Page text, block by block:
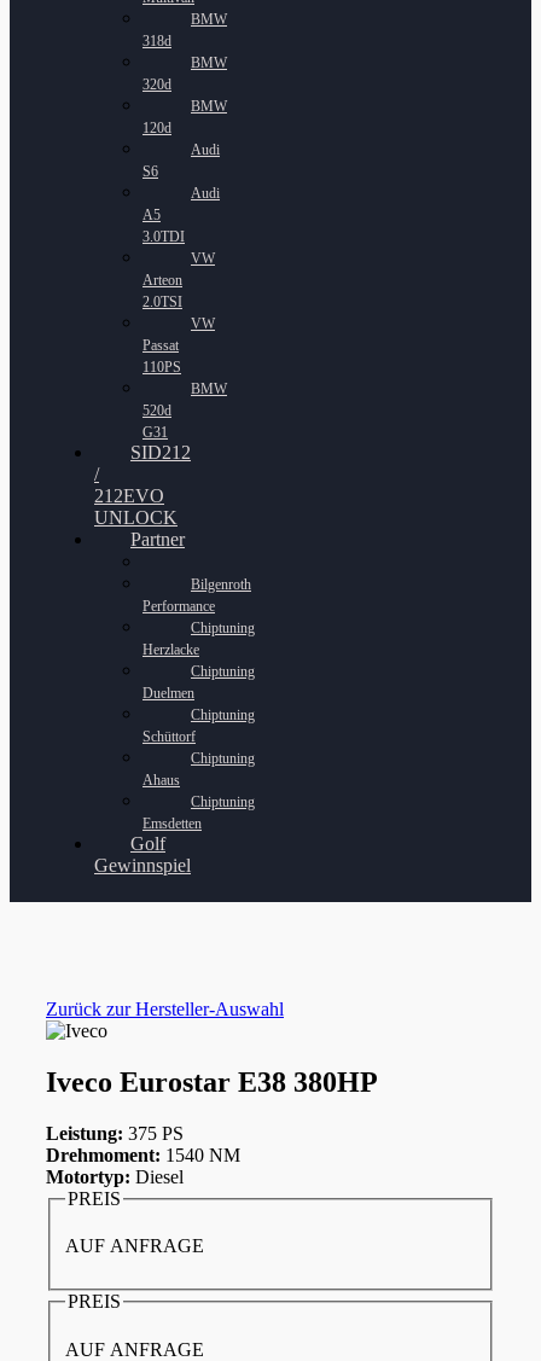
BMW
318d
BMW
320d
BMW
120d
Audi
S6
Audi
A5
3.0TDI
VW
Arteon
2.0TSI
VW
Passat
110PS
BMW
520d
G31
SID212
/
212EVO
UNLOCK
Partner
Bilgenroth
Performance
Chiptuning
Herzlacke
Chiptuning
Duelmen
Chiptuning
Schüttorf
Chiptuning
Ahaus
Chiptuning
Emsdetten
Golf
Gewinnspiel
Zurück zur Hersteller-Auswahl
Iveco Eurostar E38 380HP
Leistung: 375 PS
Drehmoment: 1540 NM
Motortyp: Diesel
PREIS
AUF ANFRAGE
PREIS
AUF ANFRAGE